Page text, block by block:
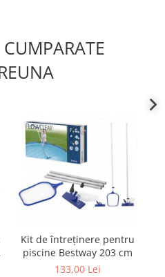
CUMPARATE
Kit de întreținere pentru
piscine Bestway 203 cm
133,00 Lei